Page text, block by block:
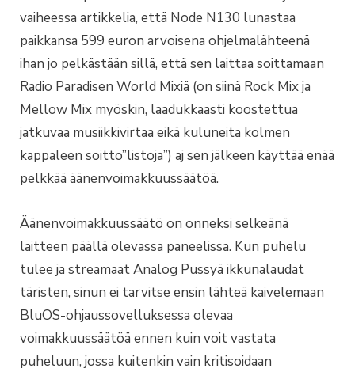
vaiheessa artikkelia, että Node N130 lunastaa
paikkansa 599 euron arvoisena ohjelmalähteenä
ihan jo pelkästään sillä, että sen laittaa soittamaan
Radio Paradisen World Mixiä (on siinä Rock Mix ja
Mellow Mix myöskin, laadukkaasti koostettua
jatkuvaa musiikkivirtaa eikä kuluneita kolmen
kappaleen soitto”listoja”) aj sen jälkeen käyttää enää
pelkkää äänenvoimakkuussäätöä.
Äänenvoimakkuussäätö on onneksi selkeänä
laitteen päällä olevassa paneelissa. Kun puhelu
tulee ja streamaat Analog Pussyä ikkunalaudat
täristen, sinun ei tarvitse ensin lähteä kaivelemaan
BluOS-ohjaussovelluksessa olevaa
voimakkuussäätöä ennen kuin voit vastata
puheluun, jossa kuitenkin vain kritisoidaan